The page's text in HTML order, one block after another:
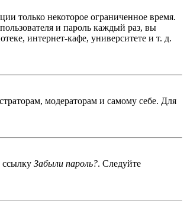
только некоторое ограниченное время.
и пароль каждый раз, вы
интернет-кафе, университете и т. д.
модераторам и самому себе. Для
ссылку Забыли пароль?. Следуйте